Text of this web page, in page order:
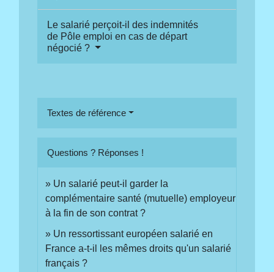
Le salarié perçoit-il des indemnités
de Pôle emploi en cas de départ
négocié ?
Textes de référence
Questions ? Réponses !
Un salarié peut-il garder la
complémentaire santé (mutuelle) employeur
à la fin de son contrat ?
Un ressortissant européen salarié en
France a-t-il les mêmes droits qu'un salarié
français ?